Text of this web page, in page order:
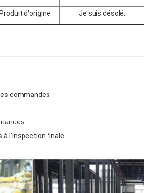
Produit d'origine Je suis désolé.
commandes
à l'inspection finale